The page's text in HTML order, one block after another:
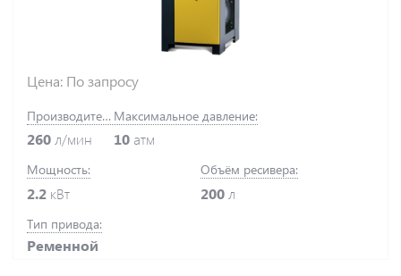
Цена: По запросу
Производительность:
260л/мин
Максимальное давление:
10 атм
Мощность:
2.2 кВт
Объём ресивера:
200 л
Тип привода:
Ременной